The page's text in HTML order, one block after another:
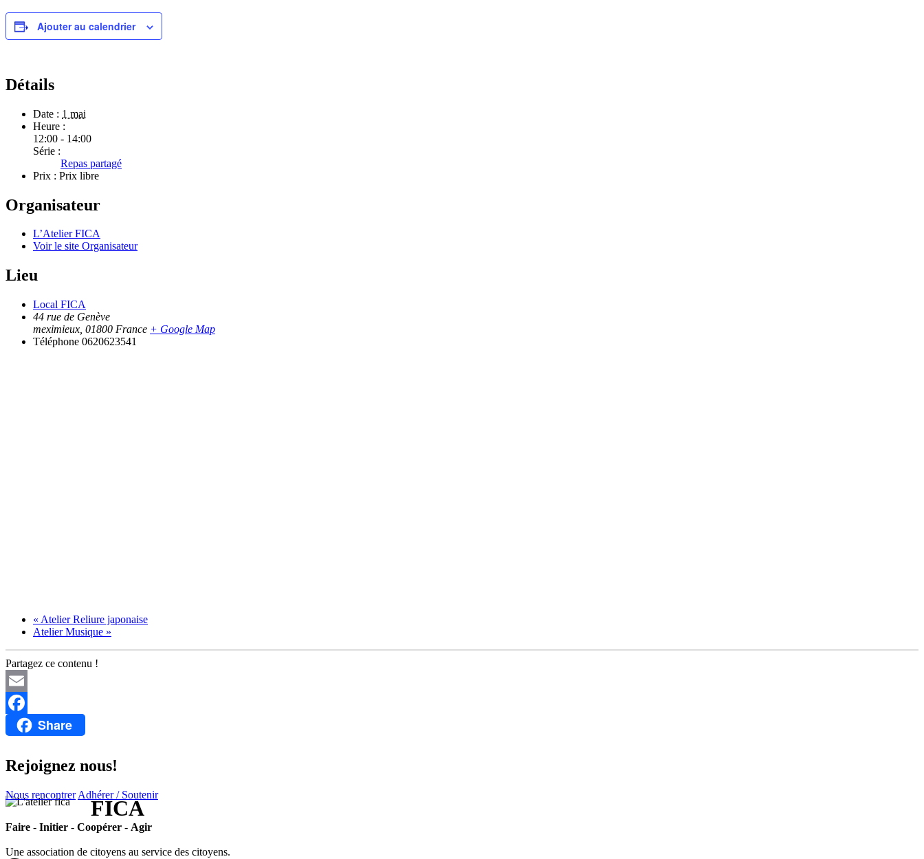
Ajouter au calendrier
Détails
Date : 1 mai
Heure :
12:00 - 14:00
Série :
Repas partagé
Prix : Prix libre
Organisateur
L’Atelier FICA
Voir le site Organisateur
Lieu
Local FICA
44 rue de Genève
meximieux 01800 France + Google Map
Téléphone 0620623541
« Atelier Reliure japonaise
Atelier Musique »
Partagez ce contenu !
Email
FacebookShare
Rejoignez nous!
Nous rencontrer Adhérer / Soutenir
FICA
Faire - Initier - Coopérer - Agir
Une association de citoyens au service des citoyens.